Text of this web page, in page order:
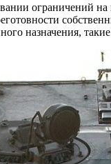
ограничений
назначения,